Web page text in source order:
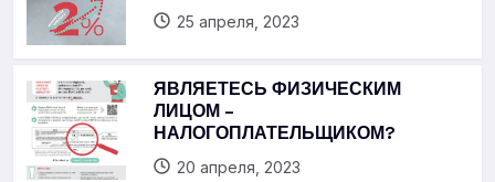
25 апреля, 2023
ЯВЛЯЕТЕСЬ ФИЗИЧЕСКИМ
ЛИЦОМ –
НАЛОГОПЛАТЕЛЬЩИКОМ?
20 апреля, 2023